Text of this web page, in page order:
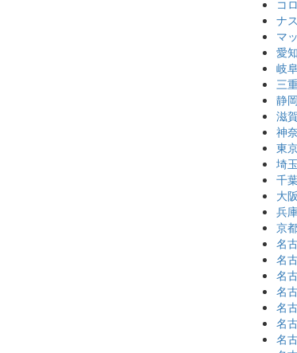
コ
ナ
マ
愛
岐
三
静
滋
神
東
埼
千
大
兵
京
名
名
名
名
名
名
名